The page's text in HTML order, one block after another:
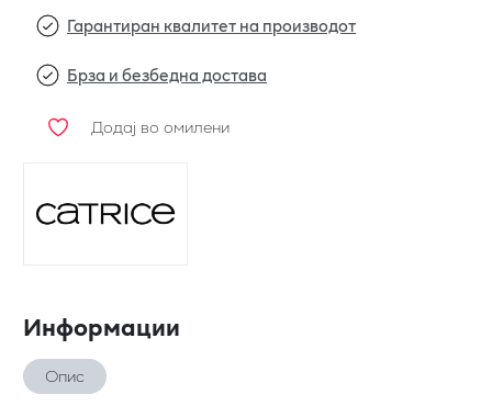
Гарантиран квалитет на производот
Брза и безбедна достава
Додај во омилени
Информации
Опис